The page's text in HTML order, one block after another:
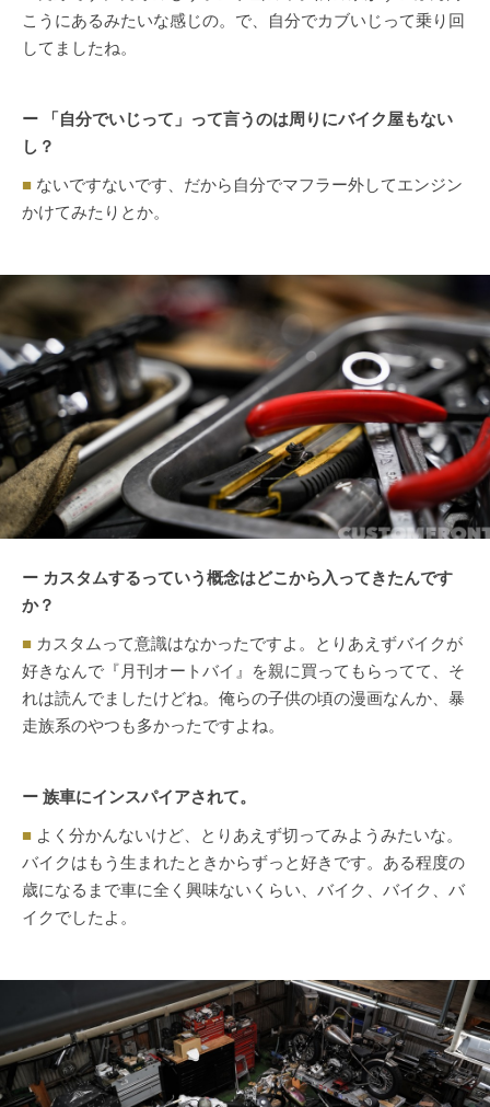
こうにあるみたいな感じの。で、自分でカブいじって乗り回
してましたね。
ー 「自分でいじって」って言うのは周りにバイク屋もない
し？
■ ないですないです、だから自分でマフラー外してエンジン
かけてみたりとか。
ー カスタムするっていう概念はどこから入ってきたんです
か？
■ カスタムって意識はなかったですよ。とりあえずバイクが
好きなんで『月刊オートバイ』を親に買ってもらってて、そ
れは読んでましたけどね。俺らの子供の頃の漫画なんか、暴
走族系のやつも多かったですよね。
ー 族車にインスパイアされて。
■ よく分かんないけど、とりあえず切ってみようみたいな。
バイクはもう生まれたときからずっと好きです。ある程度の
歳になるまで車に全く興味ないくらい、バイク、バイク、バ
イクでしたよ。